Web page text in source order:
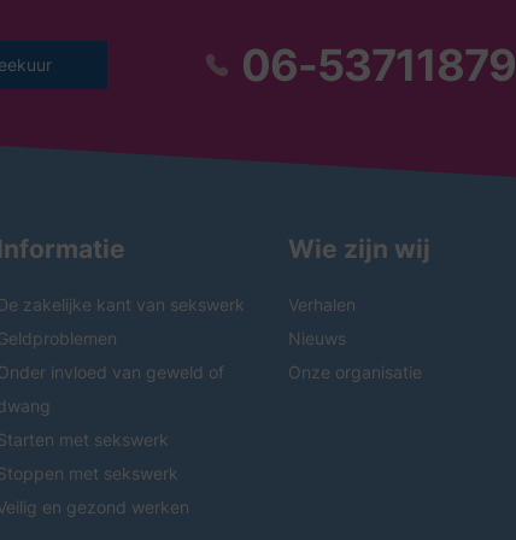
06-53711879
zakelijke kant van sekswerk
invloed van geweld of
met sekswerk
met sekswerk
en gezond werken
Wie zijn wij
Verhalen
Nieuws
Onze organisatie